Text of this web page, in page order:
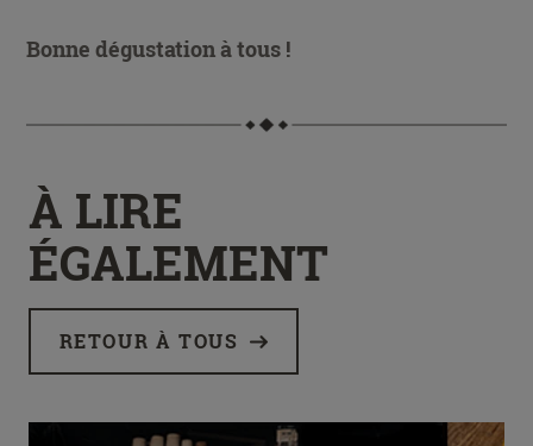
Bonne dégustation à tous !
À LIRE
ÉGALEMENT
RETOUR À TOUS(À LIRE ÉGALEMENT)